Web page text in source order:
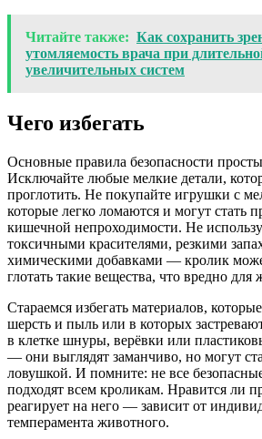
Читайте также: Как сохранить
утомляемость врача при
увеличительных систем
Чего избегать
Основные правила безопасности
Исключайте любые мелкие детали,
проглотить. Не покупайте игрушки с
которые легко ломаются и могут стать
кишечной непроходимости. Не
токсичными красителями, резкими
химическими добавками — кролик
глотать такие вещества, что вредно для
Стараемся избегать материалов,
шерсть и пыль или в которых
в клетке шнуры, верёвки или
— они выглядят заманчиво, но могут
ловушкой. И помните: не все
подходят всем кроликам. Нравится ли
реагирует на него — зависит от
темперамента животного.